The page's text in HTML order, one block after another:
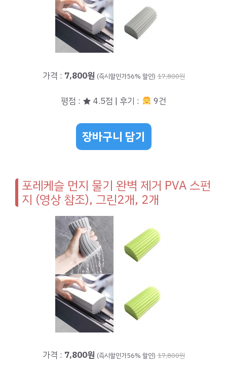
가격 : 7,800원 (즉시할인가56% 할인) 17,800원
평점 : ★ 4.5점 | 후기 : 9건
장바구니 담기
포레케슬 먼지 물기 완벽 제거 PVA 스펀
지 (영상 참조), 그린2개, 2개
가격 : 7,800원 (즉시할인가56% 할인) 17,800원